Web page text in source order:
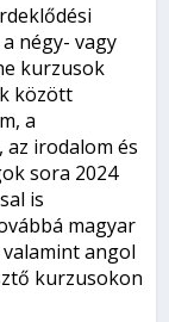
négy- vagy
kurzusok
között
a
az irodalom és
sora 2024
is
magyar
angol
kurzusokon